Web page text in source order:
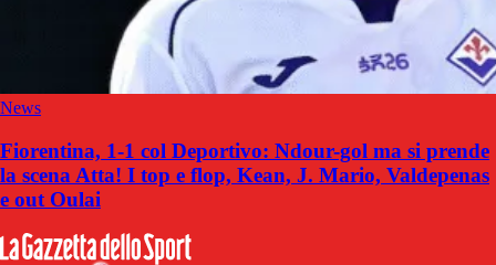
News
Fiorentina, 1-1 col Deportivo: Ndour-gol ma si prende
la scena Atta! I top e flop, Kean, J. Mario, Valdepenas
e out Oulai